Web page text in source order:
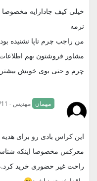
خیلی کیف جادارایه
نرمه
من راجب چرم ناپا نشنیده
مشاور فروشتون بهم
چرم و حتی بوی خوبش
مهمان مهدیس - 1404/04/11
این کراس بادی رو برای
معرکس مخصوصا اینکه
راحت غیر حضوری خرید